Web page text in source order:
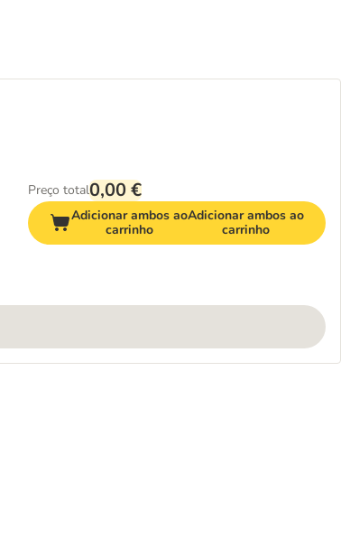
Preço total0,00 €
Adicionar ambos ao
carrinho
Adicionar ambos ao
carrinho